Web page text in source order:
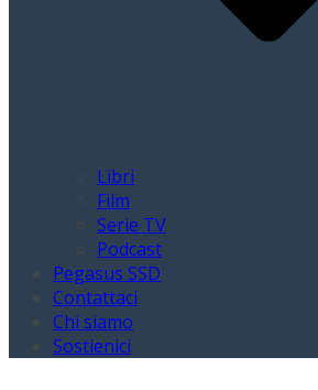
Libri
Film
Serie TV
Podcast
Pegasus SSD
Contattaci
Chi siamo
Sostienici